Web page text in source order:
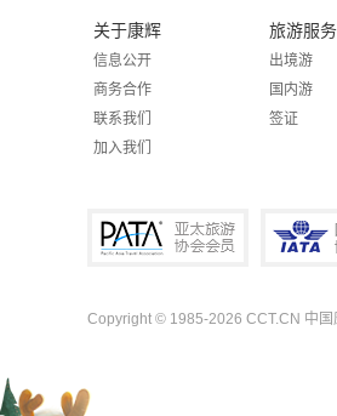
关于康辉
信息公开
商务合作
联系我们
加入我们
旅游服务
出境游
国内游
签证
Copyright © 1985-2026 CCT.CN 中